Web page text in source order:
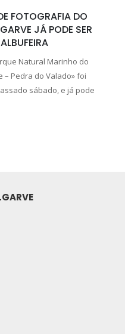
FOTOGRAFIA DO
JÁ PODE SER
Natural Marinho do
– Pedra do Valado» foi
sábado, e já pode